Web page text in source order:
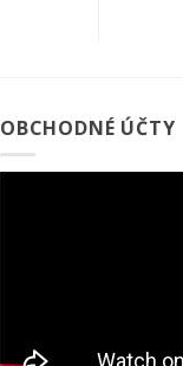
OBCHODNÉ ÚČTY